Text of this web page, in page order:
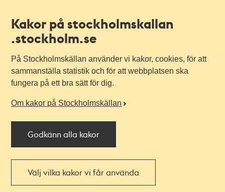
Kakor på stockholmskallan
.stockholm.se
På Stockholmskällan använder vi kakor, cookies, för att
sammanställa statistik och för att webbplatsen ska
fungera på ett bra sätt för dig.
Om kakor på Stockholmskällan
Godkänn alla kakor
Välj vilka kakor vi får använda